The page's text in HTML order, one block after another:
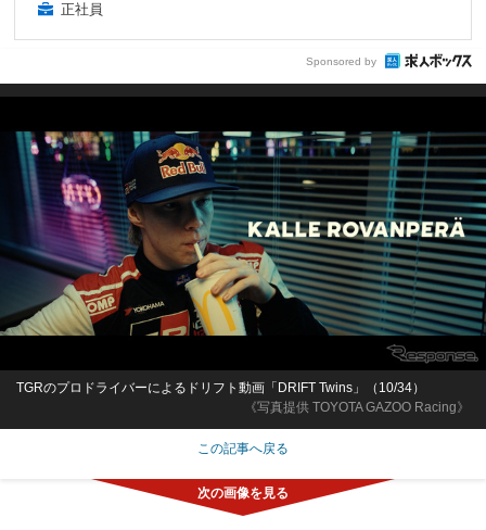
正社員
Sponsored by
《写真提供 TOYOTA GAZOO Racing》
TGRのプロドライバーによるドリフト動画「DRIFT Twins」（10/34）
この記事へ戻る